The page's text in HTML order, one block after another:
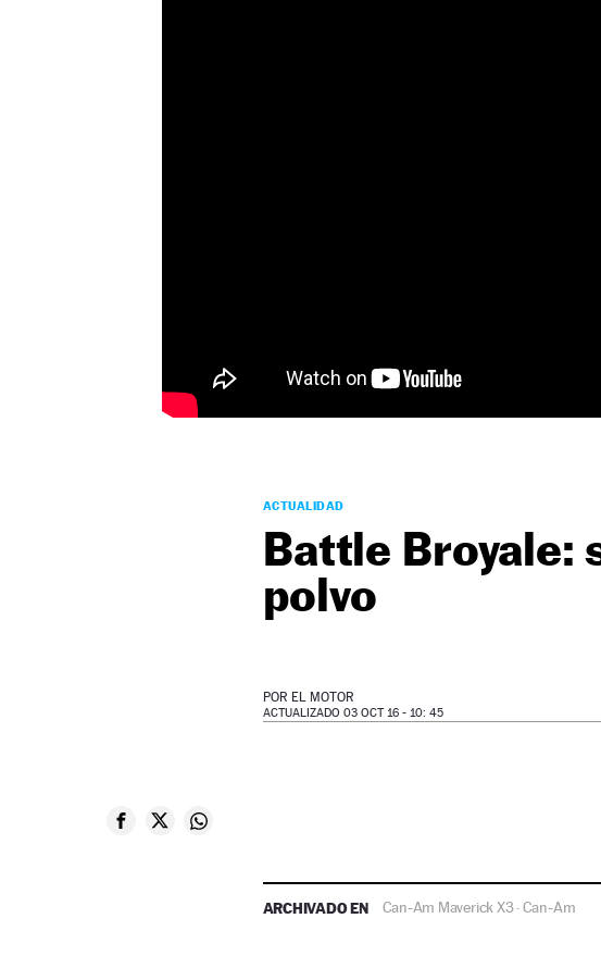
ACTUALIDAD
Battle Broyale:
polvo
POR EL MOTOR
ACTUALIZADO 03 OCT 16 - 10: 45
ARCHIVADO EN Can-Am Maverick X3·Can-Am